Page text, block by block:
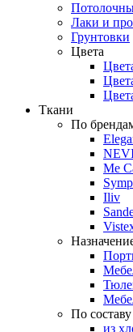
Лаки и
Грунтовки
Цвета
Ткани
По
Me
Iliv
По составу
из